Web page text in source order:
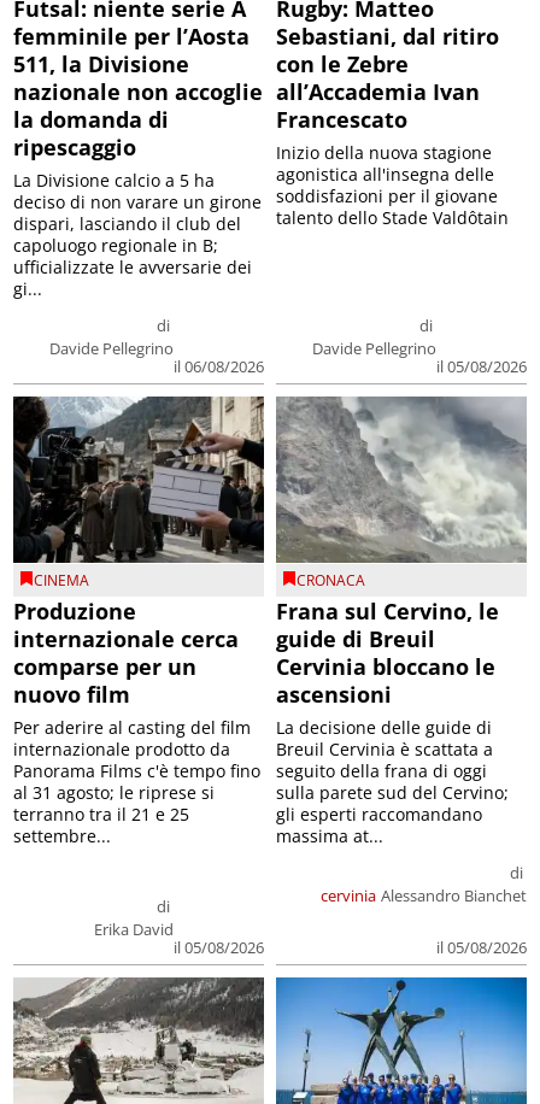
Futsal: niente serie A
femminile per l’Aosta
511, la Divisione
nazionale non accoglie
la domanda di
ripescaggio
di
Davide Pellegrino
il 06/08/2026
La Divisione calcio a 5 ha
deciso di non varare un girone
dispari, lasciando il club del
capoluogo regionale in B;
ufficializzate le avversarie dei
gi...
Rugby: Matteo
Sebastiani, dal ritiro
con le Zebre
all’Accademia Ivan
Francescato
di
Davide Pellegrino
il 05/08/2026
Inizio della nuova stagione
agonistica all'insegna delle
soddisfazioni per il giovane
talento dello Stade Valdôtain
CINEMA
Produzione
internazionale cerca
comparse per un
nuovo film
di
Erika David
il 05/08/2026
Per aderire al casting del film
internazionale prodotto da
Panorama Films c'è tempo fino
al 31 agosto; le riprese si
terranno tra il 21 e 25
settembre...
CRONACA
Frana sul Cervino, le
guide di Breuil
Cervinia bloccano le
ascensioni
cervinia
di
Alessandro Bianchet
il 05/08/2026
La decisione delle guide di
Breuil Cervinia è scattata a
seguito della frana di oggi
sulla parete sud del Cervino;
gli esperti raccomandano
massima at...